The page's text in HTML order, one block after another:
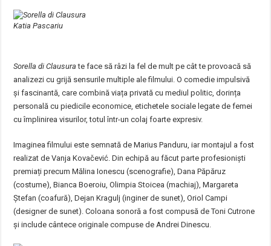
Katia Pascariu
Sorella di Clausura te face să râzi la fel de mult pe cât te provoacă să
analizezi cu grijă sensurile multiple ale filmului. O comedie impulsivă
și fascinantă, care combină viața privată cu mediul politic, dorința
personală cu piedicile economice, etichetele sociale legate de femei
cu împlinirea visurilor, totul într-un colaj foarte expresiv.
Imaginea filmului este semnată de Marius Panduru, iar montajul a fost
realizat de Vanja Kovačević. Din echipă au făcut parte profesioniști
premiați precum Mălina Ionescu (scenografie), Dana Păpăruz
(costume), Bianca Boeroiu, Olimpia Stoicea (machiaj), Margareta
Ștefan (coafură), Dejan Kragulj (inginer de sunet), Oriol Campi
(designer de sunet). Coloana sonoră a fost compusă de Toni Cutrone
și include cântece originale compuse de Andrei Dinescu.